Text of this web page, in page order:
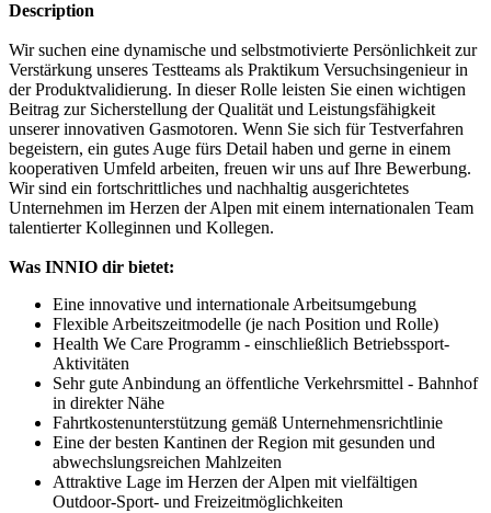
Description
Wir suchen eine dynamische und selbstmotivierte Persönlichkeit zur
Verstärkung unseres Testteams als Praktikum Versuchsingenieur in
der Produktvalidierung. In dieser Rolle leisten Sie einen wichtigen
Beitrag zur Sicherstellung der Qualität und Leistungsfähigkeit
unserer innovativen Gasmotoren. Wenn Sie sich für Testverfahren
begeistern, ein gutes Auge fürs Detail haben und gerne in einem
kooperativen Umfeld arbeiten, freuen wir uns auf Ihre Bewerbung.
Wir sind ein fortschrittliches und nachhaltig ausgerichtetes
Unternehmen im Herzen der Alpen mit einem internationalen Team
talentierter Kolleginnen und Kollegen.
Was INNIO dir bietet:
Eine innovative und internationale Arbeitsumgebung
Flexible Arbeitszeitmodelle (je nach Position und Rolle)
Health We Care Programm - einschließlich Betriebssport-
Aktivitäten
Sehr gute Anbindung an öffentliche Verkehrsmittel - Bahnhof
in direkter Nähe
Fahrtkostenunterstützung gemäß Unternehmensrichtlinie
Eine der besten Kantinen der Region mit gesunden und
abwechslungsreichen Mahlzeiten
Attraktive Lage im Herzen der Alpen mit vielfältigen
Outdoor-Sport- und Freizeitmöglichkeiten